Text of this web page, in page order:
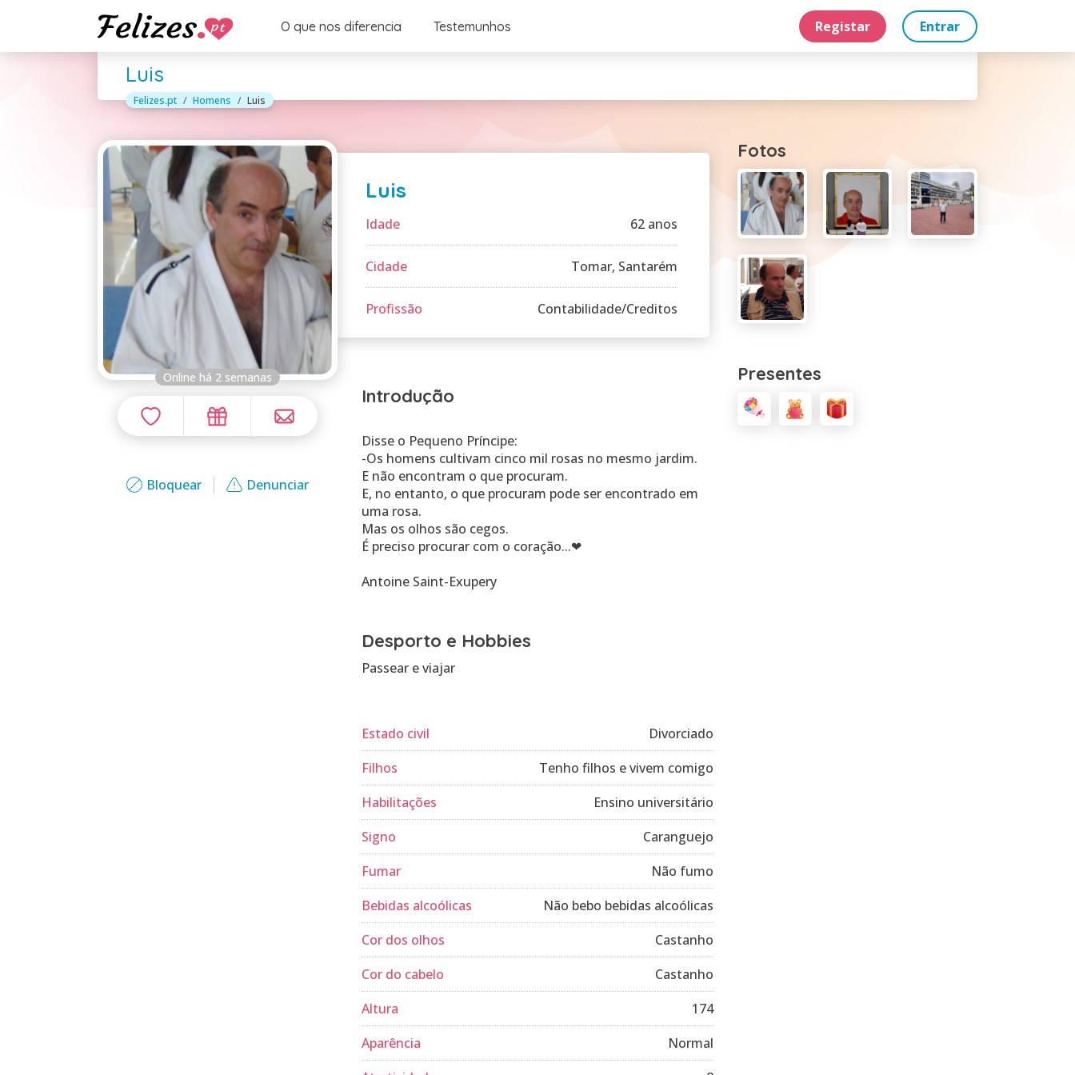
O que nos diferencia Testemunhos Registar Entrar
Luis
Felizes.pt Homens Luis
Online há 2 semanas
Bloquear Denunciar
Luis
Idade 62 anos
Cidade Tomar, Santarém
Profissão Contabilidade/Creditos
Introdução
Disse o Pequeno Príncipe:
-Os homens cultivam cinco mil rosas no mesmo jardim.
E não encontram o que procuram.
E, no entanto, o que procuram pode ser encontrado em
uma rosa.
Mas os olhos são cegos.
É preciso procurar com o coração...❤
Antoine Saint-Exupery
Desporto e Hobbies
Passear e viajar
Estado civil
Divorciado
Filhos
Tenho filhos e vivem comigo
Habilitações
Ensino universitário
Signo
Caranguejo
Fumar
Não fumo
Bebidas alcoólicas
Não bebo bebidas alcoólicas
Cor dos olhos
Castanho
Cor do cabelo
Castanho
Altura
174
Aparência
Normal
Fotos
Presentes